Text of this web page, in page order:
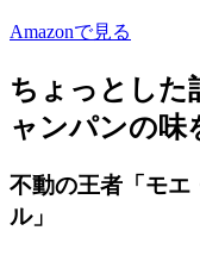
Amazonで見る
ちょっとした
ャンパンの味
不動の王者「モエ
ル」